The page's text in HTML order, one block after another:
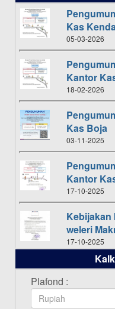
Kas
05-03-2026
Kantor
18-02-2026
Kas Boja
03-11-2025
Kantor
17-10-2025
Kebijakan
weleri
17-10-2025
Daftar
Bulan
16-10-2025
Plafond :